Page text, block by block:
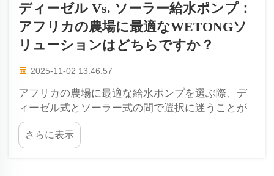
ディーゼル Vs. ソーラー給水ポンプ：
アフリカの農場に最適なWETONGソ
リューションはどちらですか？
2025-11-02 13:46:57
アフリカの農場に最適な給水ポンプを選ぶ際、デ
ィーゼル式とソーラー式の間で選択に迷うことが
あります。それぞれに長所と短所があり、そのた
め納得できる選択をすることが非常に重要です。
Weiyingはディーゼルおよび&nb...
さらに表示